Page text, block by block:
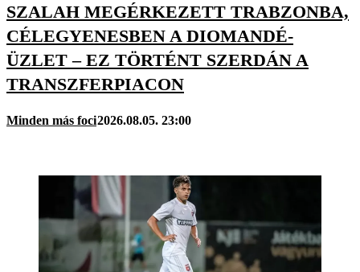
SZALAH MEGÉRKEZETT TRABZONBA,
CÉLEGYENESBEN A DIOMANDÉ-
ÜZLET – EZ TÖRTÉNT SZERDÁN A
TRANSZFERPIACON
Minden más foci2026.08.05. 23:00